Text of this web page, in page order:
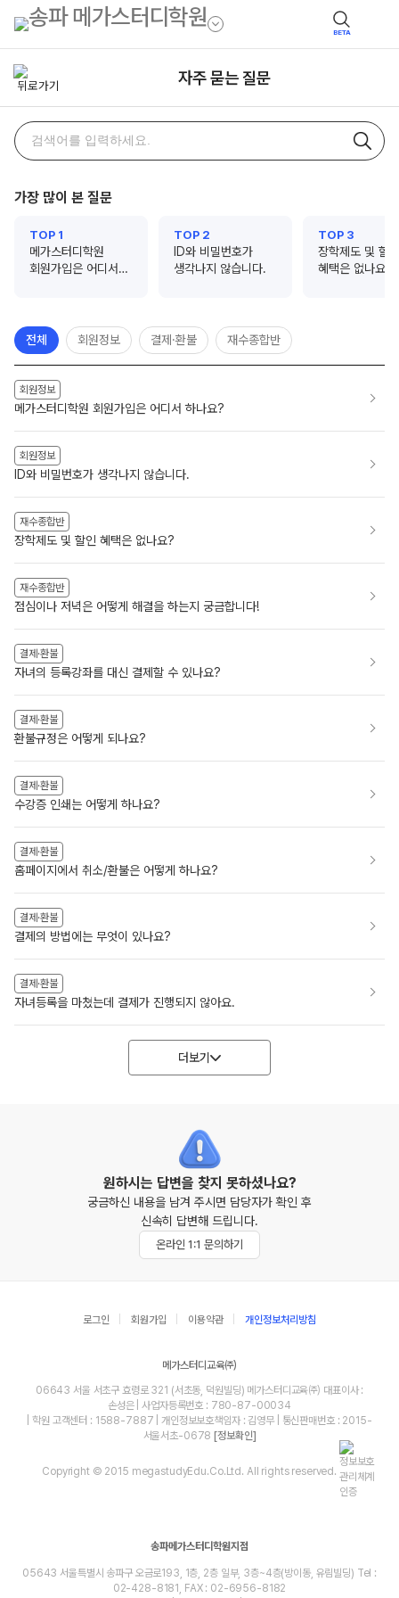
BETA
자주 묻는 질문
자주
묻는
검색
검색어
가장 많이 본 질문
TOP 1
메가스터디학원
회원가입은 어디서
TOP 2
ID와 비밀번호가
생각나지 않습니다.
TOP 3
장학제도 및 할인
혜택은 없나요?
전체 회원정보 결제·환불 재수종합반
회원정보
메가스터디학원 회원가입은 어디서 하나요?
회원정보
ID와 비밀번호가 생각나지 않습니다.
재수종합반
장학제도 및 할인 혜택은 없나요?
재수종합반
점심이나 저녁은 어떻게 해결을 하는지 궁금합니다!
결제·환불
자녀의 등록강좌를 대신 결제할 수 있나요?
결제·환불
환불규정은 어떻게 되나요?
결제·환불
수강증 인쇄는 어떻게 하나요?
결제·환불
홈페이지에서 취소/환불은 어떻게 하나요?
결제·환불
결제의 방법에는 무엇이 있나요?
결제·환불
자녀등록을 마쳤는데 결제가 진행되지 않아요.
더보기
원하시는 답변을 찾지 못하셨나요?
궁금하신 내용을 남겨 주시면 담당자가 확인 후
신속히 답변해 드립니다.
온라인 1:1 문의하기
로그인 회원가입 이용약관 개인정보처리방침
메가스터디교육㈜
06643 서울 서초구 효령로 321 (서초동, 덕원빌딩) 메가스터디교육㈜ 대표이사 :
손성은 | 사업자등록번호 : 780-87-00034
| 학원 고객센터 : 1588-7887 | 개인정보보호책임자 : 김영무 | 통신판매번호 : 2015-
서울서초-0678 [정보확인]
Copyright © 2015 megastudyEdu.Co.Ltd. All rights reserved.
송파메가스터디학원지점
05643 서울특별시 송파구 오금로193, 1층, 2층 일부, 3층~4층(방이동, 유림빌딩) Tel :
02-428-8181, FAX : 02-6956-8182